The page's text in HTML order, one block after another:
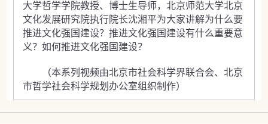
大学哲学学院教授、博士生导师，北京师范大学北京
文化发展研究院执行院长沈湘平为大家讲解为什么要
推进文化强国建设？推进文化强国建设有什么重要意
义？如何推进文化强国建设？
（本系列视频由北京市社会科学界联合会、北京
市哲学社会科学规划办公室组织制作）